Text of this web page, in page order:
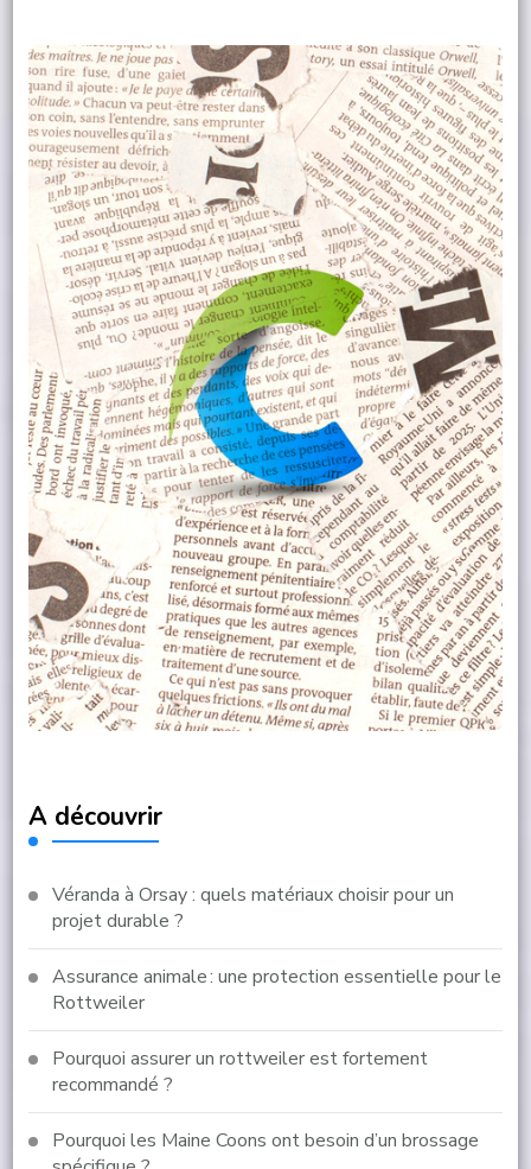
A découvrir
Véranda à Orsay : quels matériaux choisir pour un
projet durable ?
Assurance animale : une protection essentielle pour le
Rottweiler
Pourquoi assurer un rottweiler est fortement
recommandé ?
Pourquoi les Maine Coons ont besoin d’un brossage